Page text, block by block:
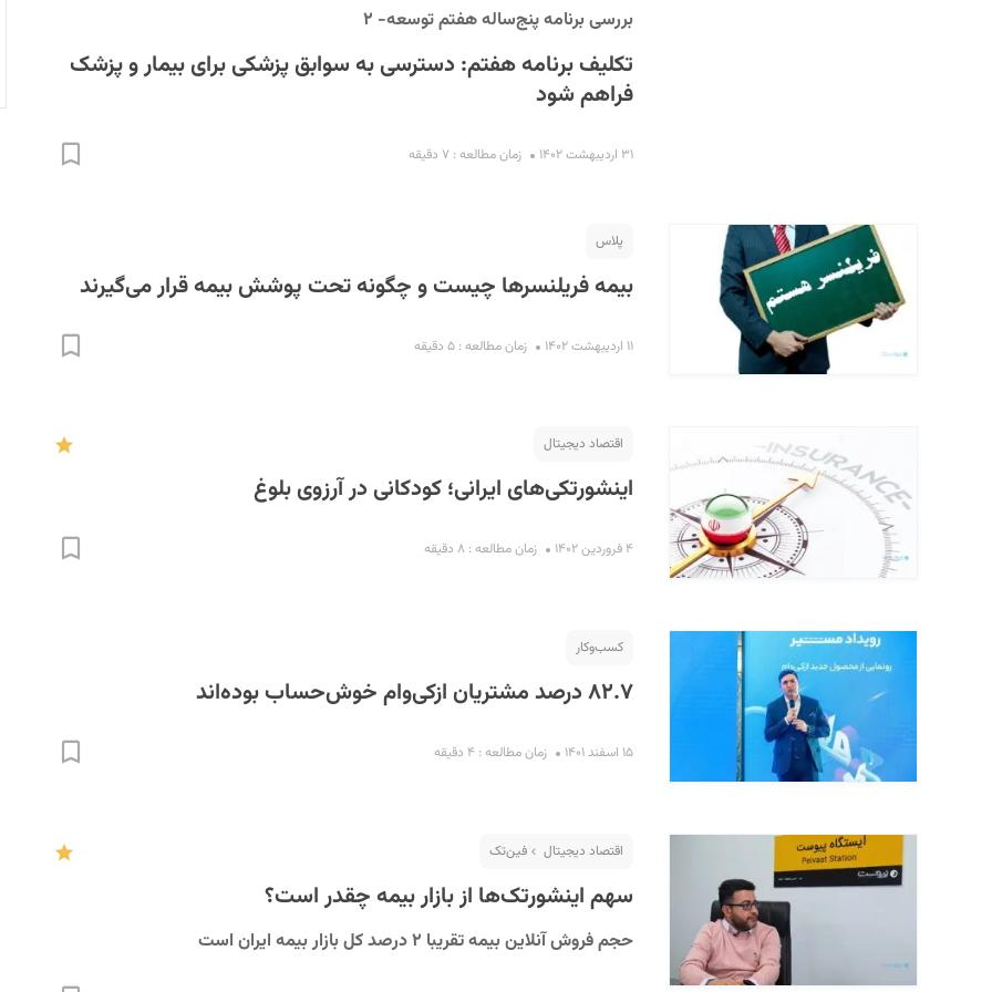
بررسی برنامه پنج‌ساله هفتم توسعه- ۲
تکلیف برنامه هفتم: دسترسی به سوابق پزشکی برای بیمار و پزشک
فراهم شود
۳۱ اردیبهشت ۱۴۰۲ زمان مطالعه : ۷ دقیقه
پلاس
بیمه فریلنسرها چیست و چگونه تحت پوشش بیمه قرار می‌گیرند
۱۱ اردیبهشت ۱۴۰۲ زمان مطالعه : ۵ دقیقه
اقتصاد دیجیتال
اینشورتکی‌های ایرانی؛ کودکانی در آرزوی بلوغ
۴ فروردین ۱۴۰۲ زمان مطالعه : ۸ دقیقه
کسب‌و‌کار
۸۲.۷ درصد مشتریان ازکی‌وام خوش‌حساب بوده‌اند
۱۵ اسفند ۱۴۰۱ زمان مطالعه : ۴ دقیقه
اقتصاد دیجیتال فین‌تک
سهم اینشورتک‌ها از بازار بیمه چقدر است؟
حجم فروش آنلاین بیمه تقریبا ۲ درصد کل بازار بیمه ایران است